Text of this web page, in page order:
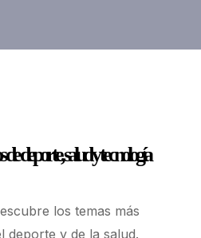
deporte, salud y tecnología
los temas más
deporte y de la salud.